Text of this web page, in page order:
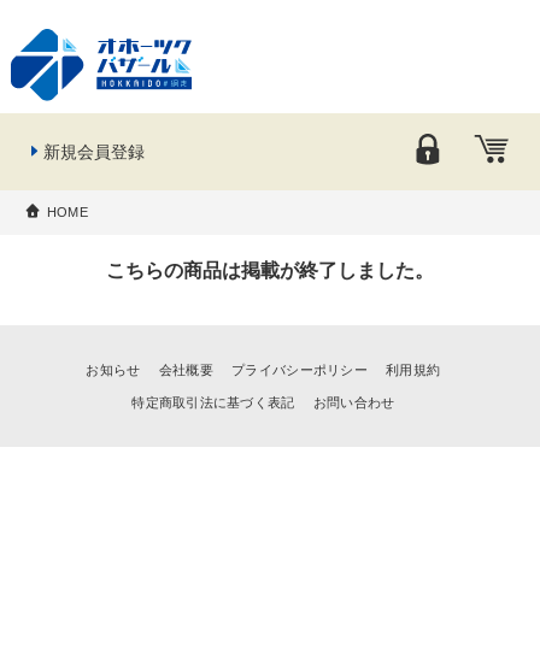
新規会員登録
HOME
こちらの商品は掲載が終了しました。
お知らせ 会社概要 プライバシーポリシー 利用規約
特定商取引法に基づく表記 お問い合わせ